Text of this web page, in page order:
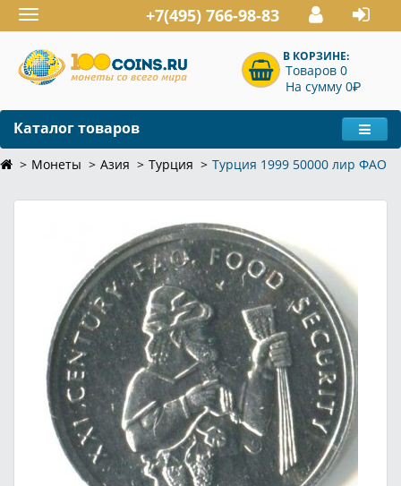
Toggle
navigation
+7(495) 766-98-83
В КОРЗИНЕ:
Товаров 0
На сумму 0P
Каталог товаров
Монеты Азия Турция Турция 1999 50000 лир ФАО